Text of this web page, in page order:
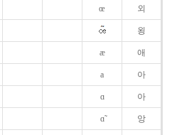
œ 외
욍
æ 애
a 아
ɑ 아
ɑ̃ 앙